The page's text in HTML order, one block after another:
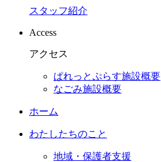
スタッフ紹介
Access
アクセス
ぱれっとぷらす施設概要
なごみ施設概要
ホーム
わたしたちのこと
地域・保護者支援